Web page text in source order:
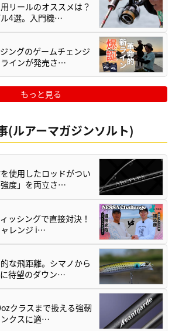
リールのオススメは？
4選。入門機…
ングのゲームチェンジ
インが発売さ…
もっと見る
(ルアーマガジンソルト)
使用したロッドがつい
度」を両立さ…
ッシングで直接対決！
ャレンジ i…
な飛距離。シマノから
待望のダウン…
クラスまで扱える強靭
クスに適…